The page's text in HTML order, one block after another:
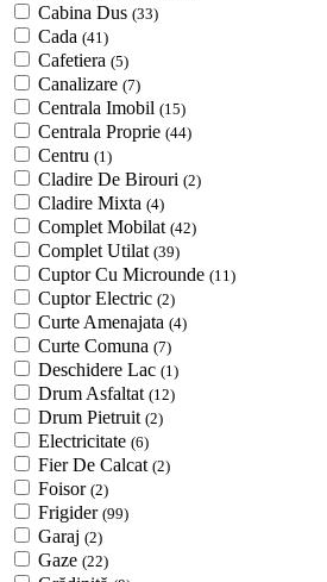
Cabina Dus (33)
Cada (41)
Cafetiera (5)
Canalizare (7)
Centrala Imobil (15)
Centrala Proprie (44)
Centru (1)
Cladire De Birouri (2)
Cladire Mixta (4)
Complet Mobilat (42)
Complet Utilat (39)
Cuptor Cu Microunde (11)
Cuptor Electric (2)
Curte Amenajata (4)
Curte Comuna (7)
Deschidere Lac (1)
Drum Asfaltat (12)
Drum Pietruit (2)
Electricitate (6)
Fier De Calcat (2)
Foisor (2)
Frigider (99)
Garaj (2)
Gaze (22)